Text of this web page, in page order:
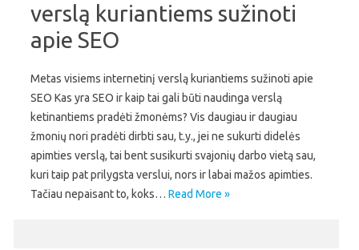
verslą kuriantiems sužinoti
apie SEO
Metas visiems internetinį verslą kuriantiems sužinoti apie
SEO Kas yra SEO ir kaip tai gali būti naudinga verslą
ketinantiems pradėti žmonėms? Vis daugiau ir daugiau
žmonių nori pradėti dirbti sau, t.y., jei ne sukurti didelės
apimties verslą, tai bent susikurti svajonių darbo vietą sau,
kuri taip pat prilygsta verslui, nors ir labai mažos apimties.
Tačiau nepaisant to, koks… Read More »